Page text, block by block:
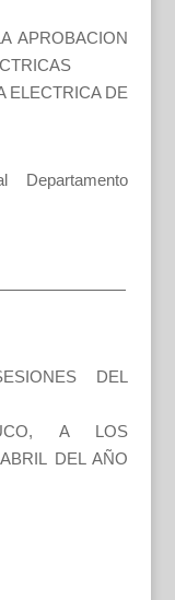
APROBACION
ELECTRICA DE
Departamento
DEL
A LOS
DEL AÑO